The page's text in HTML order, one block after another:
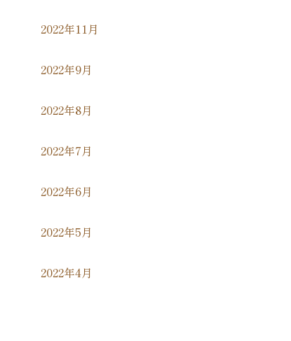
2022年11月
2022年9月
2022年8月
2022年7月
2022年6月
2022年5月
2022年4月